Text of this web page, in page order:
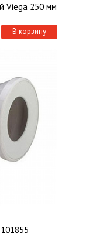
Viega 250 мм
В корзину